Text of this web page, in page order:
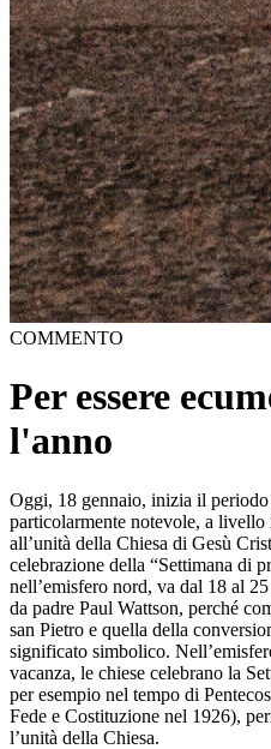
COMMENTO
Per essere
l'anno
Oggi, 18 gennaio, inizia il
particolarmente notevole, a livello
all’unità della Chiesa di Gesù
celebrazione della “Settimana di
nell’emisfero nord, va dal 18 al
da padre Paul Wattson, perché
san Pietro e quella della
significato simbolico.
vacanza, le chiese celebrano la
per esempio nel tempo di
Fede e Costituzione nel 1926),
l’unità della Chiesa.